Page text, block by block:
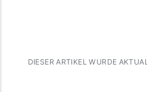
DIESER ARTIKEL WURDE